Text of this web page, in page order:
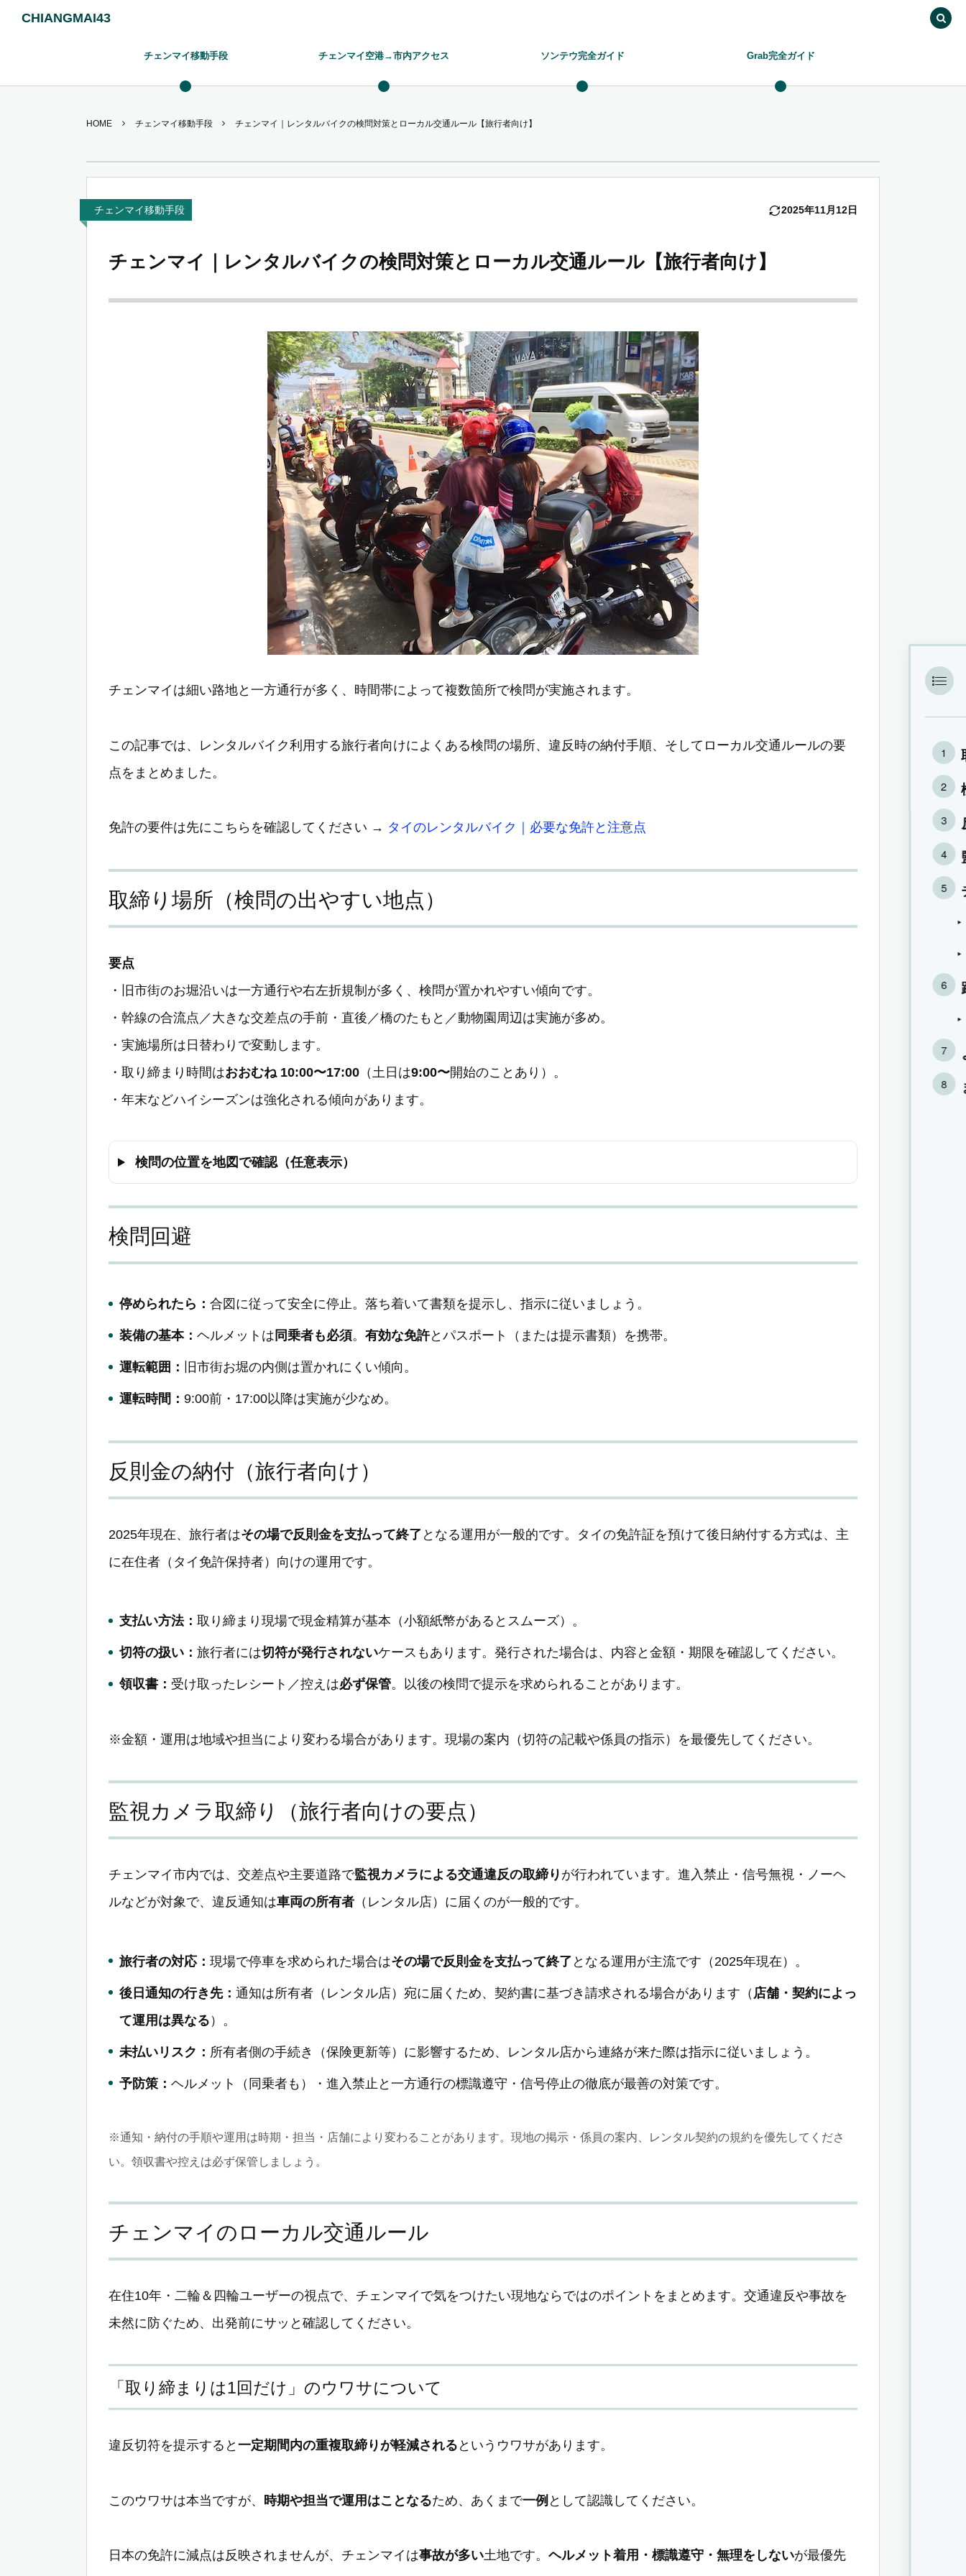
CHIANGMAI43
チェンマイ移動手段 チェンマイ空港→市内アクセス ソンテウ完全ガイド Grab完全ガイド
HOME チェンマイ移動手段 チェンマイ｜レンタルバイクの検問対策とローカル交通ルール【旅行者向け】
チェンマイ移動手段 2025年11月12日
チェンマイ｜レンタルバイクの検問対策とローカル交通ルール【旅行者向け】
チェンマイは細い路地と一方通行が多く、時間帯によって複数箇所で検問が実施されます。
この記事では、レンタルバイク利用する旅行者向けによくある検問の場所、違反時の納付手順、そしてローカル交通ルールの要
点をまとめました。
免許の要件は先にこちらを確認してください → タイのレンタルバイク｜必要な免許と注意点
取締り場所（検問の出やすい地点）
要点
・旧市街のお堀沿いは一方通行や右左折規制が多く、検問が置かれやすい傾向です。
・幹線の合流点／大きな交差点の手前・直後／橋のたもと／動物園周辺は実施が多め。
・実施場所は日替わりで変動します。
・取り締まり時間はおおむね 10:00〜17:00 （土日は9:00〜開始のことあり）。
・年末などハイシーズンは強化される傾向があります。
検問の位置を地図で確認（任意表示）
検問回避
停められたら： 合図に従って安全に停止。落ち着いて書類を提示し、指示に従いましょう。
装備の基本： ヘルメットは 同乗者も必須。 有効な免許とパスポート（または提示書類）を携帯。
運転範囲： 旧市街お堀の内側は置かれにくい傾向。
運転時間： 9:00前・17:00以降は実施が少なめ。
反則金の納付（旅行者向け）
2025年現在、旅行者はその場で反則金を支払って終了 となる運用が一般的です。タイの免許証を預けて後日納付する方式は、主
に在住者（タイ免許保持者）向けの運用です。
支払い方法： 取り締まり現場で現金精算が基本（小額紙幣があるとスムーズ）。
切符の扱い： 旅行者には切符が発行されないケースもあります。発行された場合は、内容と金額・期限を確認してください。
領収書： 受け取ったレシート／控えは必ず保管。以後の検問で提示を求められることがあります。
※金額・運用は地域や担当により変わる場合があります。現場の案内（切符の記載や係員の指示）を最優先してください。
監視カメラ取締り（旅行者向けの要点）
チェンマイ市内では、交差点や主要道路で監視カメラによる交通違反の取締り が行われています。進入禁止・信号無視・ノーヘ
ルなどが対象で、違反通知は車両の所有者 （レンタル店）に届くのが一般的です。
旅行者の対応： 現場で停車を求められた場合はその場で反則金を支払って終了 となる運用が主流です（2025年現在）。
後日通知の行き先： 通知は所有者（レンタル店）宛に届くため、契約書に基づき請求される場合があります（ 店舗・契約によっ
て運用は異なる ）。
未払いリスク： 所有者側の手続き（保険更新等）に影響するため、レンタル店から連絡が来た際は指示に従いましょう。
予防策： ヘルメット（同乗者も）・進入禁止と一方通行の標識遵守・信号停止の徹底が最善の対策です。
※通知・納付の手順や運用は時期・担当・店舗により変わることがあります。現地の掲示・係員の案内、レンタル契約の規約を優先してくださ
い。領収書や控えは必ず保管しましょう。
チェンマイのローカル交通ルール
在住10年・二輪＆四輪ユーザーの視点で、チェンマイで気をつけたい現地ならではのポイントをまとめます。交通違反や事故を
未然に防ぐため、出発前にサッと確認してください。
「取り締まりは1回だけ」のウワサについて
違反切符を提示すると 一定期間内の重複取締りが軽減される というウワサがあります。
このウワサは本当ですが、 時期や担当で運用はことなるため、あくまで一例 として認識してください。
日本の免許に減点は反映されませんが、チェンマイは事故が多い土地です。 ヘルメット着用・標識遵守・無理をしないが最優先